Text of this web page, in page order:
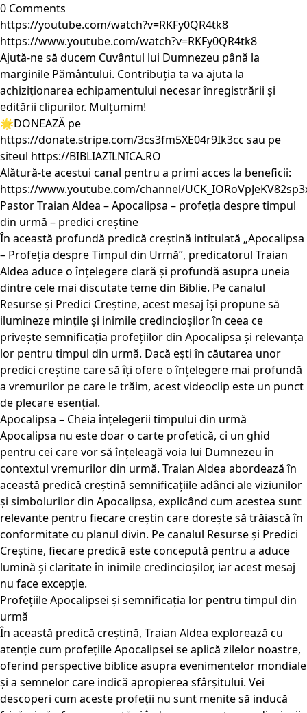
0 Comments
https://youtube.com/watch?v=RKFy0QR4tk8
https://www.youtube.com/watch?v=RKFy0QR4tk8
Ajută-ne să ducem Cuvântul lui Dumnezeu până la
marginile Pământului. Contribuția ta va ajuta la
achiziționarea echipamentului necesar înregistrării și
editării clipurilor. Mulțumim!
🌟DONEAZĂ pe
https://donate.stripe.com/3cs3fm5XE04r9Ik3cc sau pe
siteul https://BIBLIAZILNICA.RO
Alătură-te acestui canal pentru a primi acces la beneficii:
https://www.youtube.com/channel/
Pastor Traian Aldea – Apocalipsa – profeția despre timpul
din urmă – predici creștine
În această profundă predică creștină intitulată „Apocalipsa
– Profeția despre Timpul din Urmă”, predicatorul Traian
Aldea aduce o înțelegere clară și profundă asupra uneia
dintre cele mai discutate teme din Biblie. Pe canalul
Resurse și Predici Creștine, acest mesaj își propune să
ilumineze mințile și inimile credincioșilor în ceea ce
privește semnificația profețiilor din Apocalipsa și relevanța
lor pentru timpul din urmă. Dacă ești în căutarea unor
predici creștine care să îți ofere o înțelegere mai profundă
a vremurilor pe care le trăim, acest videoclip este un punct
de plecare esențial.
Apocalipsa – Cheia înțelegerii timpului din urmă
Apocalipsa nu este doar o carte profetică, ci un ghid
pentru cei care vor să înțeleagă voia lui Dumnezeu în
contextul vremurilor din urmă. Traian Aldea abordează în
această predică creștină semnificațiile adânci ale viziunilor
și simbolurilor din Apocalipsa, explicând cum acestea sunt
relevante pentru fiecare creștin care dorește să trăiască în
conformitate cu planul divin. Pe canalul Resurse și Predici
Creștine, fiecare predică este concepută pentru a aduce
lumină și claritate în inimile credincioșilor, iar acest mesaj
nu face excepție.
Profețiile Apocalipsei și semnificația lor pentru timpul din
urmă
În această predică creștină, Traian Aldea explorează cu
atenție cum profețiile Apocalipsei se aplică zilelor noastre,
oferind perspective biblice asupra evenimentelor mondiale
și a semnelor care indică apropierea sfârșitului. Vei
descoperi cum aceste profeții nu sunt menite să inducă